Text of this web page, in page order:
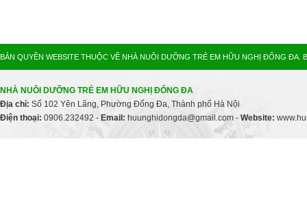
BẢN QUYỀN WEBSITE THUỘC VỀ NHÀ NUÔI DƯỠNG TRẺ EM HỮU NGHỊ ĐỐNG ĐA.
NHÀ NUÔI DƯỠNG TRẺ EM HỮU NGHỊ ĐỐNG ĐA
Địa chỉ: Số 102 Yên Lãng, Phường Đống Đa, Thành phố Hà Nội
Điện thoại: 0906.232492 - Email: huunghidongda@gmail.com - Website: